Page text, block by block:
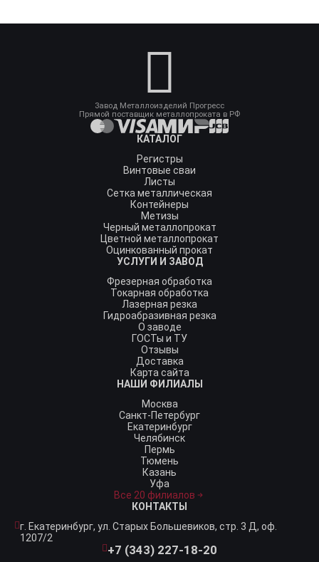
Завод Металлоизделий Прогресс
Прямой поставщик металлопроката в РФ
КАТАЛОГ
Регистры
Винтовые сваи
Листы
Сетка металлическая
Контейнеры
Метизы
Черный металлопрокат
Цветной металлопрокат
Оцинкованный прокат
УСЛУГИ И ЗАВОД
Фрезерная обработка
Токарная обработка
Лазерная резка
Гидроабразивная резка
О заводе
ГОСТы и ТУ
Отзывы
Доставка
Карта сайта
НАШИ ФИЛИАЛЫ
Москва
Санкт-Петербург
Екатеринбург
Челябинск
Пермь
Тюмень
Казань
Уфа
Все 20 филиалов
КОНТАКТЫ
г. Екатеринбург, ул. Старых Большевиков, стр. 3 Д, оф.
1207/2
+7 (343) 227-18-20